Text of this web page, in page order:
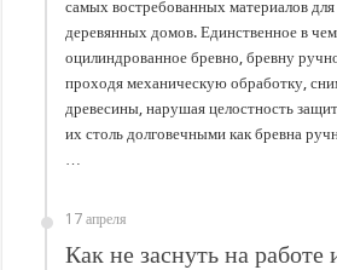
самых востребованных материалов для
деревянных домов. Единственное в
оцилиндрованное бревно, бревну
проходя механическую обработку,
древесины, нарушая целостность
их столь долговечными как бревна
…
17 апреля
Как не заснуть на работе